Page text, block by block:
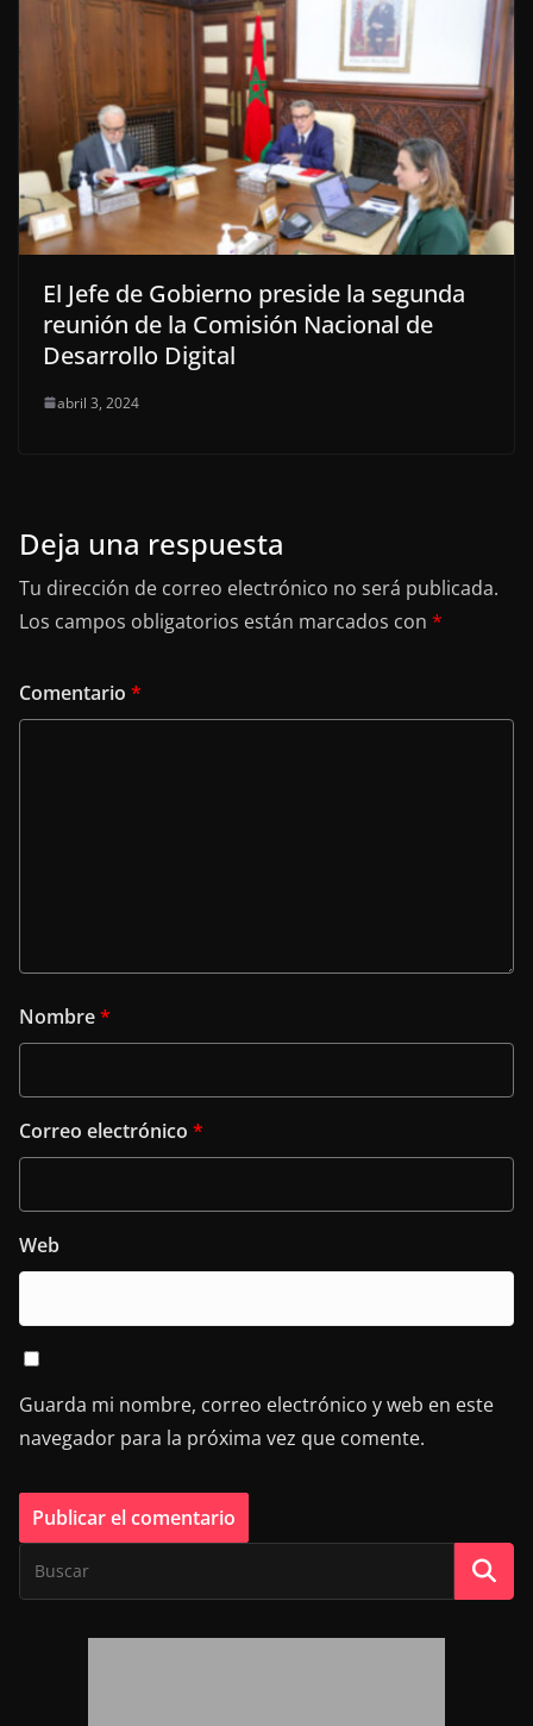
El Jefe de Gobierno preside la segunda
reunión de la Comisión Nacional de
Desarrollo Digital
abril 3, 2024
Deja una respuesta
Tu dirección de correo electrónico no será publicada.
Los campos obligatorios están marcados con *
Comentario *
Nombre*
Correo electrónico *
Web
Guarda mi nombre, correo electrónico y web en este
navegador para la próxima vez que comente.